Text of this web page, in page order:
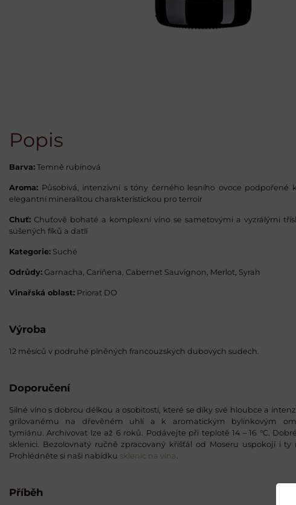
Popis
Barva: Temně rubínová
Aroma: Působivá, intenzivní s tóny černého lesního ovoce podpořené
elegantní mineralitou charakteristickou pro terroir
Chuť: Chuťově bohaté a komplexní víno se sametovými a vyzrálými
sušených fíků a datlí
Kategorie: Suché
Odrůdy: Garnacha, Cariñena, Cabernet Sauvignon, Merlot, Syrah
Vinařská oblast: Priorat DO
Výroba
12 měsíců v podruhé plněných francouzských dubových sudech.
Doporučení
Silné víno s dobrou délkou a osobitostí, které se díky své hloubce a
grilovanému na dřevěném uhlí a k aromatickým bylinkovým
tymiánu. Archivovat lze až 6 roků. Podávejte při teplotě 14 – 16 °C.
sklenici. Bezolovnatý ručně zpracovaný křišťál od Moseru uspokojí i ty
Prohlédněte si naši nabídku sklenic na vína .
Příběh